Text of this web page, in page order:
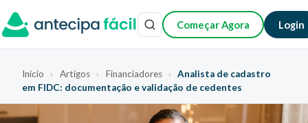
Começar Agora Login
Início › Artigos › Financiadores ›
Analista de cadastro
em FIDC: documentação e validação de cedentes